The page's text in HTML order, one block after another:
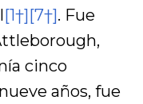
[1†][7†]. Fue
cinco
años, fue